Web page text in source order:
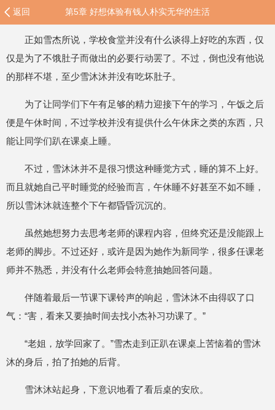
返回 第5章 好想体验有钱人朴实无华的生活
正如雪杰所说，学校食堂并没有什么谈得上好吃的东西，仅
仅是为了不饿肚子而做出的必要行动罢了。不过，倒也没有他说
的那样不堪，至少雪沐沐并没有吃坏肚子。
为了让同学们下午有足够的精力迎接下午的学习，午饭之后
便是午休时间，不过学校并没有提供什么午休床之类的东西，只
能让同学们趴在课桌上睡。
不过，雪沐沐并不是很习惯这种睡觉方式，睡的算不上好。
而且就她自己平时睡觉的经验而言，午休睡不好甚至不如不睡，
所以雪沐沐就连整个下午都昏昏沉沉的。
虽然她想努力去思考老师的课程内容，但终究还是没能跟上
老师的脚步。不过还好，或许是因为她作为新同学，很多任课老
师并不熟悉，并没有什么老师会特意抽她回答问题。
伴随着最后一节课下课铃声的响起，雪沐沐不由得叹了口
气：“害，看来又要抽时间去找小杰补习功课了。”
“老姐，放学回家了。”雪杰走到正趴在课桌上苦恼着的雪沐
沐的身后，拍了拍她的后背。
雪沐沐站起身，下意识地看了看后桌的安欣。